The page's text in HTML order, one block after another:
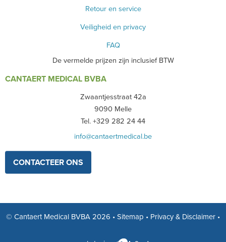
Retour en service
Veiligheid en privacy
FAQ
De vermelde prijzen zijn inclusief BTW
CANTAERT MEDICAL BVBA
Zwaantjesstraat 42a
9090 Melle
Tel. +329 282 24 44
info@cantaertmedical.be
CONTACTEER ONS
© Cantaert Medical BVBA 2026 • Sitemap • Privacy & Disclaimer •